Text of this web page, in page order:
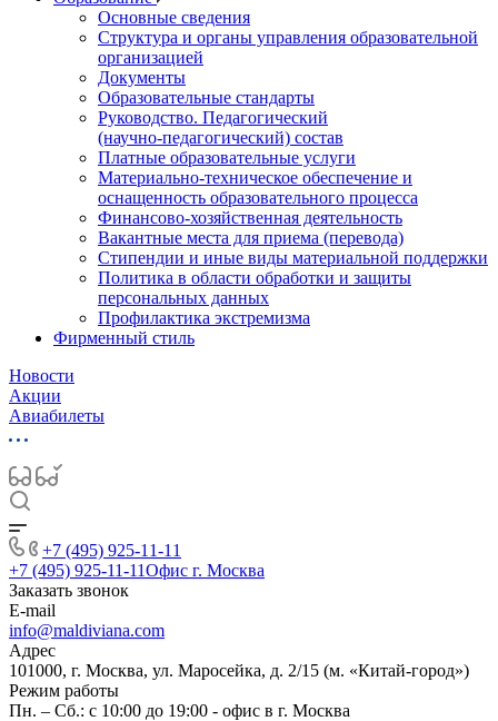
Основные сведения
Структура и органы управления образовательной
организацией
Документы
Образовательные стандарты
Руководство. Педагогический
(научно‑педагогический) состав
Платные образовательные услуги
Материально-техническое обеспечение и
оснащенность образовательного процесса
Финансово-хозяйственная деятельность
Вакантные места для приема (перевода)
Стипендии и иные виды материальной поддержки
Политика в области обработки и защиты
персональных данных
Профилактика экстремизма
Фирменный стиль
Новости
Акции
Авиабилеты
+7 (495) 925-11-11
+7 (495) 925-11-11Офис г. Москва
Заказать звонок
E-mail
info@maldiviana.com
Адрес
101000, г. Москва, ул. Маросейка, д. 2/15 (м. «Китай-город»)
Режим работы
Пн. – Сб.: с 10:00 до 19:00 - офис в г. Москва